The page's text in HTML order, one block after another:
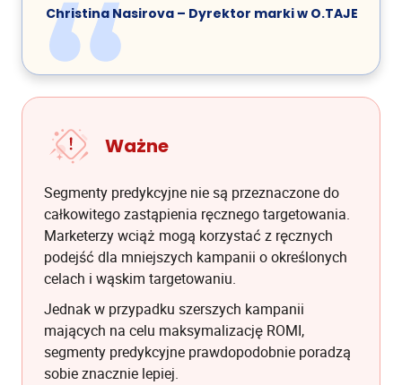
Christina Nasirova – Dyrektor marki w O.TAJE
Ważne
Segmenty predykcyjne nie są przeznaczone do
całkowitego zastąpienia ręcznego targetowania.
Marketerzy wciąż mogą korzystać z ręcznych
podejść dla mniejszych kampanii o określonych
celach i wąskim targetowaniu.
Jednak w przypadku szerszych kampanii
mających na celu maksymalizację ROMI,
segmenty predykcyjne prawdopodobnie poradzą
sobie znacznie lepiej.